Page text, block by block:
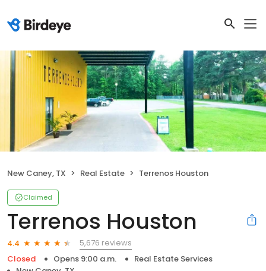
New Caney, TX Real Estate Terrenos Houston
Claimed
Terrenos Houston
4.4
5,676 reviews
Closed
Opens 9:00 a.m.
Real Estate Services